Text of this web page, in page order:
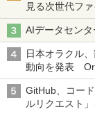
見る次世代フ
AIデータセン
日本オラクル
動向を発表
加速
GitHub、コー
ルリクエスト